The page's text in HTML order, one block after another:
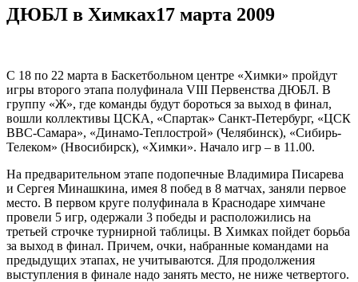
ДЮБЛ в Химках17 марта 2009
C 18 по 22 марта в Баскетбольном центре «Химки» пройдут
игры второго этапа полуфинала VIII Первенства ДЮБЛ. В
группу «Ж», где команды будут бороться за выход в финал,
вошли коллективы ЦСКА, «Спартак» Санкт-Петербург, «ЦСК
ВВС-Самара», «Динамо-Теплострой» (Челябинск), «Сибирь-
Телеком» (Нвосибирск), «Химки». Начало игр – в 11.00.
На предварительном этапе подопечные Владимира Писарева
и Сергея Минашкина, имея 8 побед в 8 матчах, заняли первое
место. В первом круге полуфинала в Краснодаре химчане
провели 5 игр, одержали 3 победы и расположились на
третьей строчке турнирной таблицы. В Химках пойдет борьба
за выход в финал. Причем, очки, набранные командами на
предыдущих этапах, не учитываются. Для продолжения
выступления в финале надо занять место, не ниже четвертого.